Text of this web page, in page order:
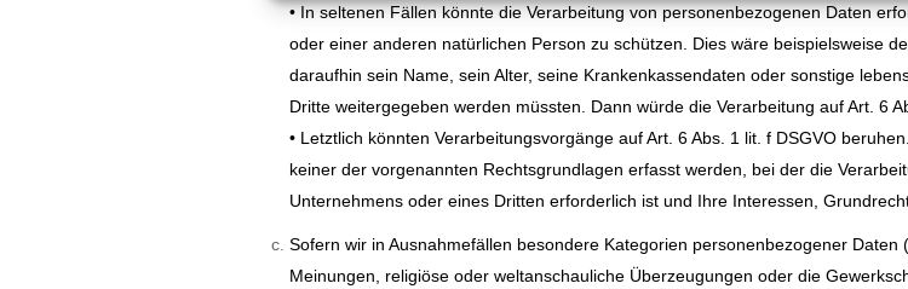
• In seltenen Fällen könnte die Verarbeitung von personenbezogenen Daten
oder einer anderen natürlichen Person zu schützen. Dies wäre beispielsweise
daraufhin sein Name, sein Alter, seine Krankenkassendaten oder sonstige
Dritte weitergegeben werden müssten. Dann würde die Verarbeitung auf Art. 6
• Letztlich könnten Verarbeitungsvorgänge auf Art. 6 Abs. 1 lit. f DSGVO
keiner der vorgenannten Rechtsgrundlagen erfasst werden, bei der die
Unternehmens oder eines Dritten erforderlich ist und Ihre Interessen,
Sofern wir in Ausnahmefällen besondere Kategorien personenbezogener
Meinungen, religiöse oder weltanschauliche Überzeugungen oder die